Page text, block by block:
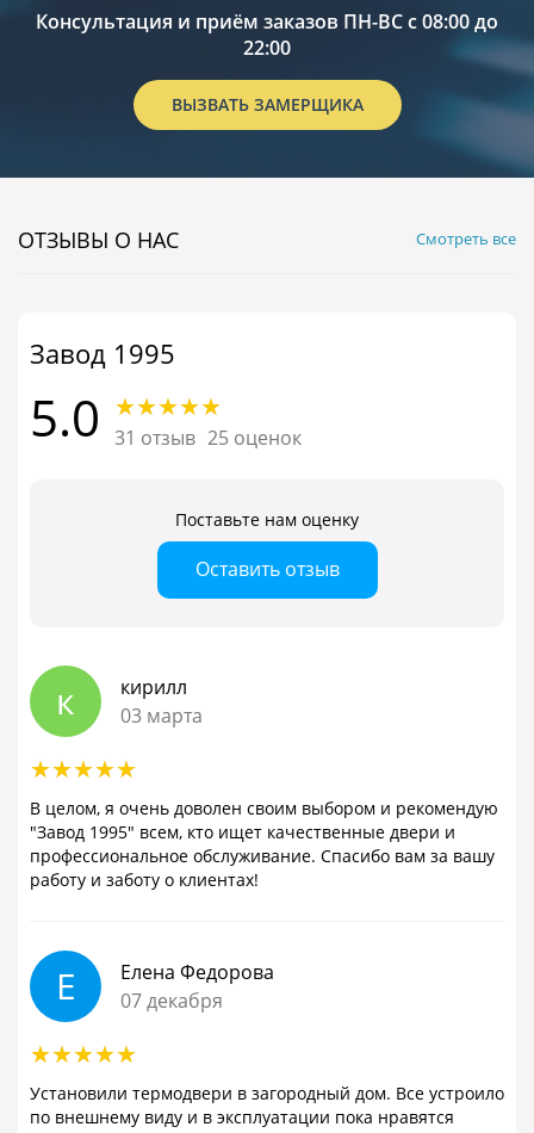
Консультация и приём заказов ПН-ВС с 08:00 до
22:00
ВЫЗВАТЬ ЗАМЕРЩИКА
ОТЗЫВЫ О НАС Смотреть все
Завод 1995
5.0 31 отзыв 25 оценок
Поставьте нам оценку
Оставить отзыв
к
кирилл
03 марта
В целом, я очень доволен своим выбором и рекомендую
"Завод 1995" всем, кто ищет качественные двери и
профессиональное обслуживание. Спасибо вам за вашу
работу и заботу о клиентах!
Е
Елена Федорова
07 декабря
Установили термодвери в загородный дом. Все устроило
по внешнему виду и в эксплуатации пока нравятся